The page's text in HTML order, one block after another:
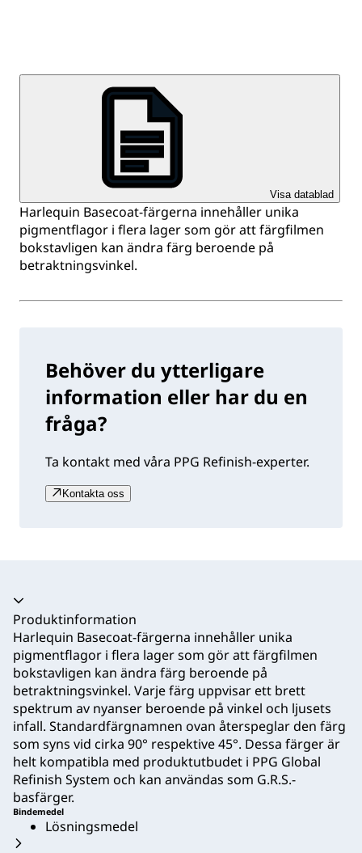
Visa datablad
Harlequin Basecoat-färgerna innehåller unika
pigmentflagor i flera lager som gör att färgfilmen
bokstavligen kan ändra färg beroende på
betraktningsvinkel.
Behöver du ytterligare
information eller har du en
fråga?
Ta kontakt med våra PPG Refinish-experter.
Kontakta oss
Produktinformation
Harlequin Basecoat-färgerna innehåller unika
pigmentflagor i flera lager som gör att färgfilmen
bokstavligen kan ändra färg beroende på
betraktningsvinkel. Varje färg uppvisar ett brett
spektrum av nyanser beroende på vinkel och ljusets
infall. Standardfärgnamnen ovan återspeglar den färg
som syns vid cirka 90° respektive 45°. Dessa färger är
helt kompatibla med produktutbudet i PPG Global
Refinish System och kan användas som G.R.S.-
basfärger.
Bindemedel
Lösningsmedel